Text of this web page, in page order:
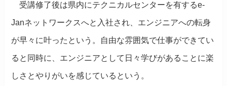
受講修了後は県内にテクニカルセンターを有するe-
Janネットワークスへと入社され、エンジニアへの転身
が早々に叶ったという。自由な雰囲気で仕事ができてい
ると同時に、エンジニアとして日々学びがあることに楽
しさとやりがいを感じているという。